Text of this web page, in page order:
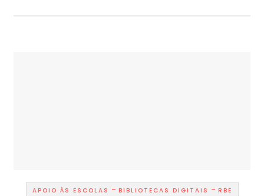
APOIO ÀS ESCOLAS - BIBLIOTECAS DIGITAIS - RBE